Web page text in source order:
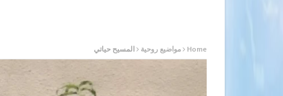
Home مواضيع روحية المسيح حياتي